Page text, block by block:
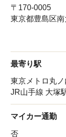
〒170-0005
東京都豊島区
最寄り駅
東京メトロ丸
JR山手線 大塚
マイカー通勤
否